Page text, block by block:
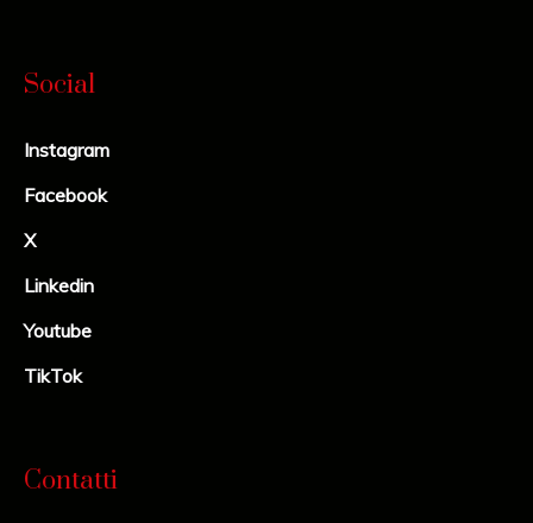
Social
Instagram
Facebook
X
Linkedin
Youtube
TikTok
Contatti